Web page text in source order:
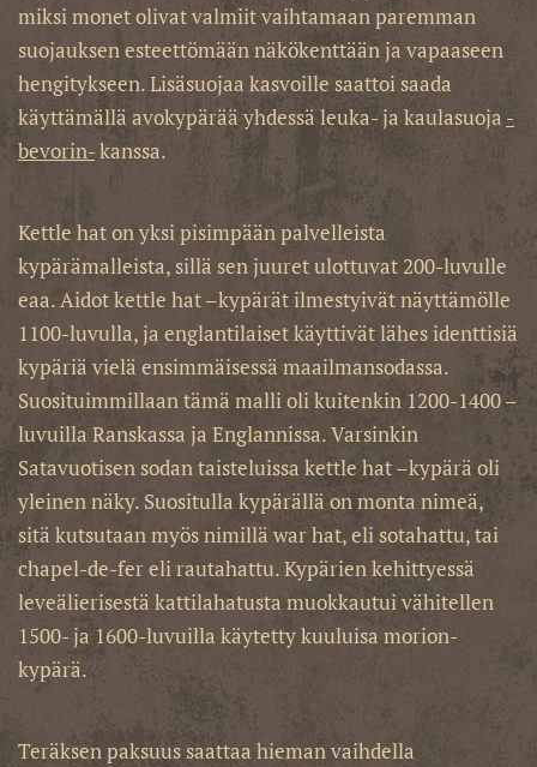
miksi monet olivat valmiit vaihtamaan paremman
suojauksen esteettömään näkökenttään ja vapaaseen
hengitykseen. Lisäsuojaa kasvoille saattoi saada
käyttämällä avokypärää yhdessä leuka- ja kaulasuoja -
bevorin-kanssa.
Kettle hat on yksi pisimpään palvelleista
kypärämalleista, sillä sen juuret ulottuvat 200-luvulle
eaa. Aidot kettle hat –kypärät ilmestyivät näyttämölle
1100-luvulla, ja englantilaiset käyttivät lähes identtisiä
kypäriä vielä ensimmäisessä maailmansodassa.
Suosituimmillaan tämä malli oli kuitenkin 1200-1400 –
luvuilla Ranskassa ja Englannissa. Varsinkin
Satavuotisen sodan taisteluissa kettle hat –kypärä oli
yleinen näky. Suositulla kypärällä on monta nimeä,
sitä kutsutaan myös nimillä war hat, eli sotahattu, tai
chapel-de-fer eli rautahattu. Kypärien kehittyessä
leveälierisestä kattilahatusta muokkautui vähitellen
1500- ja 1600-luvuilla käytetty kuuluisa morion-
kypärä.
Teräksen paksuus saattaa hieman vaihdella